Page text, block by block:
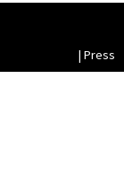
| Press